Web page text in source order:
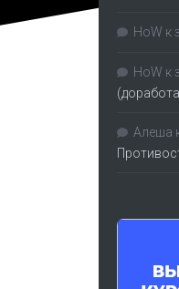
HoW к
HoW к
Алеша